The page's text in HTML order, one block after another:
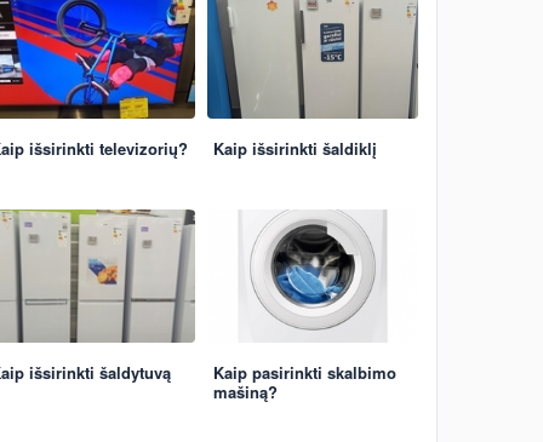
išsirinkti televizorių? Kaip išsirinkti šaldiklį
išsirinkti šaldytuvą
Kaip pasirinkti skalbimo
mašiną?